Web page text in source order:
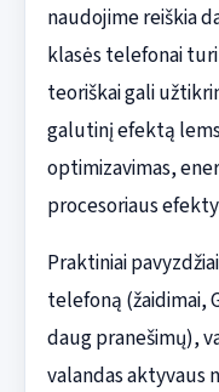
naudojime reiškia
klasės telefonai
teoriškai gali
galutinį efektą
optimizavimas,
procesoriaus
Praktiniai
telefoną (žaidimai,
daug pranešimų),
valandas aktyvaus